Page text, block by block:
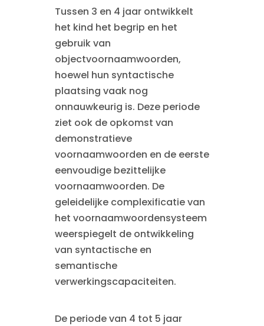
Tussen 3 en 4 jaar ontwikkelt
het kind het begrip en het
gebruik van
objectvoornaamwoorden,
hoewel hun syntactische
plaatsing vaak nog
onnauwkeurig is. Deze periode
ziet ook de opkomst van
demonstratieve
voornaamwoorden en de eerste
eenvoudige bezittelijke
voornaamwoorden. De
geleidelijke complexificatie van
het voornaamwoordensysteem
weerspiegelt de ontwikkeling
van syntactische en
semantische
verwerkingscapaciteiten.
De periode van 4 tot 5 jaar